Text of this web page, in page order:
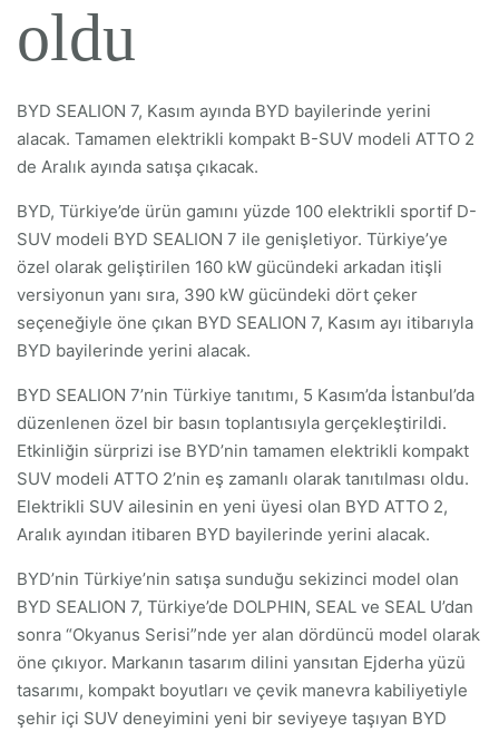
oldu
BYD SEALION 7, Kasım ayında BYD bayilerinde yerini
alacak. Tamamen elektrikli kompakt B-SUV modeli ATTO 2
de Aralık ayında satışa çıkacak.
BYD, Türkiye’de ürün gamını yüzde 100 elektrikli sportif D-
SUV modeli BYD SEALION 7 ile genişletiyor. Türkiye’ye
özel olarak geliştirilen 160 kW gücündeki arkadan itişli
versiyonun yanı sıra, 390 kW gücündeki dört çeker
seçeneğiyle öne çıkan BYD SEALION 7, Kasım ayı itibarıyla
BYD bayilerinde yerini alacak.
BYD SEALION 7’nin Türkiye tanıtımı, 5 Kasım’da İstanbul’da
düzenlenen özel bir basın toplantısıyla gerçekleştirildi.
Etkinliğin sürprizi ise BYD’nin tamamen elektrikli kompakt
SUV modeli ATTO 2’nin eş zamanlı olarak tanıtılması oldu.
Elektrikli SUV ailesinin en yeni üyesi olan BYD ATTO 2,
Aralık ayından itibaren BYD bayilerinde yerini alacak.
BYD’nin Türkiye’nin satışa sunduğu sekizinci model olan
BYD SEALION 7, Türkiye’de DOLPHIN, SEAL ve SEAL U’dan
sonra “Okyanus Serisi”nde yer alan dördüncü model olarak
öne çıkıyor. Markanın tasarım dilini yansıtan Ejderha yüzü
tasarımı, kompakt boyutları ve çevik manevra kabiliyetiyle
şehir içi SUV deneyimini yeni bir seviyeye taşıyan BYD